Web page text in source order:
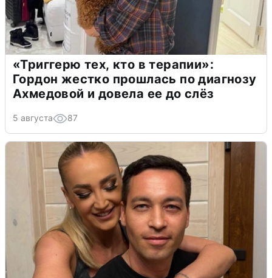
«Триггерю тех, кто в терапии»:
Гордон жестко прошлась по диагнозу
Ахмедовой и довела ее до слёз
5 августа 87